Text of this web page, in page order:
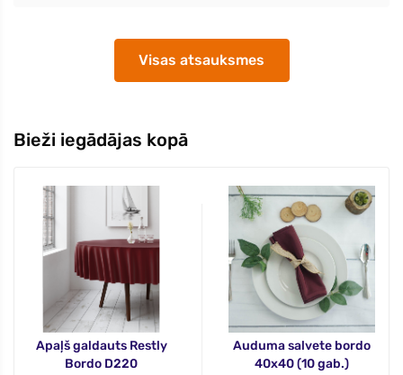
Visas atsauksmes
Bieži iegādājas kopā
Apaļš galdauts Restly
Bordo D220
Auduma salvete bordo
40x40 (10 gab.)